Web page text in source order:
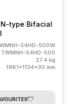
N-type Bifacial
54HD-500W
TWMNH-54HD-500
27.4 kg
1961x1134x30 mm